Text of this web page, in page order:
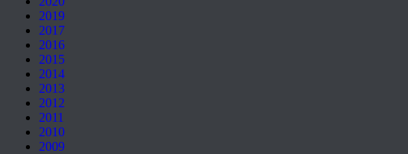
2019
2017
2016
2015
2014
2013
2012
2011
2010
2009